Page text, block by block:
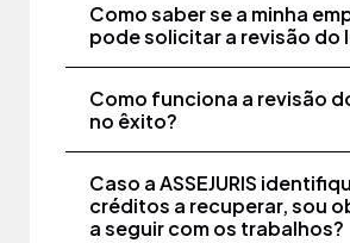
Como saber se a minha
pode solicitar a revisão do
Como funciona a revisão
no êxito?
Caso a ASSEJURIS
créditos a recuperar, sou
a seguir com os trabalhos?